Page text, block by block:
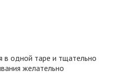
в одной таре и тщательно
желательно